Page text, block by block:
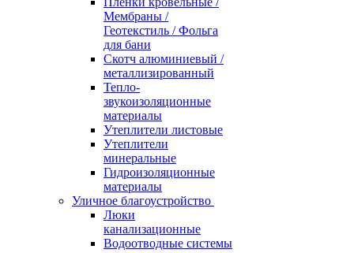
Мембраны /
Геотекстиль / Фольга
для бани
Скотч алюминиевый /
металлизированный
Тепло-
звукоизоляционные
материалы
Утеплители листовые
Утеплители
минеральные
Гидроизоляционные
материалы
Уличное благоустройство
Люки
канализационные
Водоотводные системы